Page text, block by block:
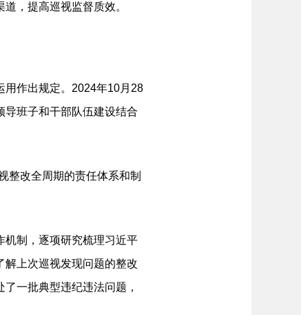
，提高巡视监督质效。
作出规定。2024年10月28
导班子和干部队伍建设结合
改全周期的责任体系和制
制，逐项研究梳理习近平
解上次巡视发现问题的整改
一批典型违纪违法问题，